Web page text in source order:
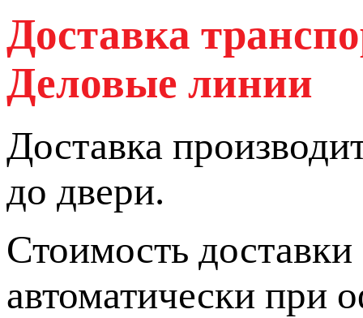
Доставка
Деловые линии
Доставка
до двери.
Стоимость
автоматически при